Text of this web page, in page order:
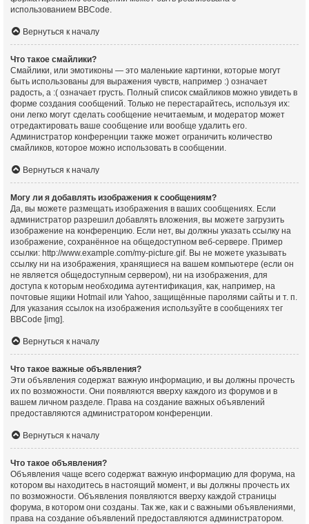
использованием BBCode.
Вернуться к началу
Что такое смайлики?
Смайлики, или эмотиконы — это маленькие картинки, которые могут
быть использованы для выражения чувств, например :) означает
радость, а :( означает грусть. Полный список смайликов можно увидеть в
форме создания сообщений. Только не перестарайтесь, используя их:
они легко могут сделать сообщение нечитаемым, и модератор может
отредактировать ваше сообщение или вообще удалить его.
Администратор конференции также может ограничить количество
смайликов, которое можно использовать в сообщении.
Вернуться к началу
Могу ли я добавлять изображения к сообщениям?
Да, вы можете размещать изображения в ваших сообщениях. Если
администратор разрешил добавлять вложения, вы можете загрузить
изображение на конференцию. Если нет, вы должны указать ссылку на
изображение, сохранённое на общедоступном веб-сервере. Пример
ссылки: http://www.example.com/my-picture.gif. Вы не можете указывать
ссылку ни на изображения, хранящиеся на вашем компьютере (если он
не является общедоступным сервером), ни на изображения, для
доступа к которым необходима аутентификация, как, например, на
почтовые ящики Hotmail или Yahoo, защищённые паролями сайты и т. п.
Для указания ссылок на изображения используйте в сообщениях тег
BBCode [img].
Вернуться к началу
Что такое важные объявления?
Эти объявления содержат важную информацию, и вы должны прочесть
их по возможности. Они появляются вверху каждого из форумов и в
вашем личном разделе. Права на создание важных объявлений
предоставляются администратором конференции.
Вернуться к началу
Что такое объявления?
Объявления чаще всего содержат важную информацию для форума, на
котором вы находитесь в настоящий момент, и вы должны прочесть их
по возможности. Объявления появляются вверху каждой страницы
форума, в котором они созданы. Так же, как и с важными объявлениями,
права на создание объявлений предоставляются администратором.